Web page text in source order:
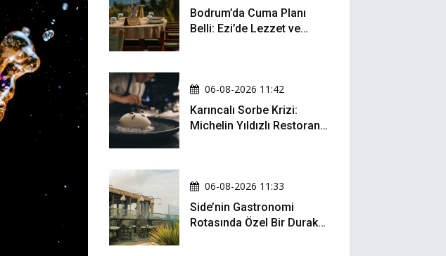
Bodrum’da Cuma Planı
Belli: Ezi’de Lezzet ve
06-08-2026 11:42
Karıncalı Sorbe Krizi:
Michelin Yıldızlı Restoran
06-08-2026 11:33
Side’nin Gastronomi
Rotasında Özel Bir Durak: